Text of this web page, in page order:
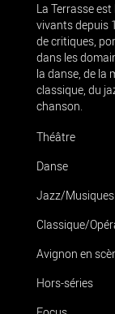
La Terrasse
vivants depuis
de critiques,
dans les
la danse, de la
classique, du
chanson.
Théâtre
Danse
Jazz/Musiques
Classique/
Avignon en
Hors-séries